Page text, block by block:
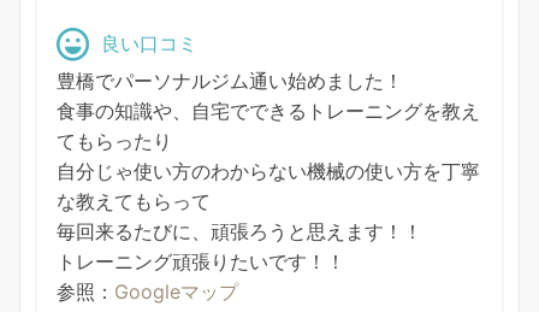
良い口コミ
豊橋でパーソナルジム通い始めました！
食事の知識や、自宅でできるトレーニングを教え
てもらったり
自分じゃ使い方のわからない機械の使い方を丁寧
な教えてもらって
毎回来るたびに、頑張ろうと思えます！！
トレーニング頑張りたいです！！
参照： Googleマップ